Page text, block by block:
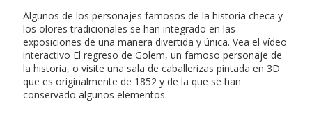
Algunos de los personajes famosos de la historia checa y
los olores tradicionales se han integrado en las
exposiciones de una manera divertida y única. Vea el vídeo
interactivo El regreso de Golem, un famoso personaje de
la historia, o visite una sala de caballerizas pintada en 3D
que es originalmente de 1852 y de la que se han
conservado algunos elementos.